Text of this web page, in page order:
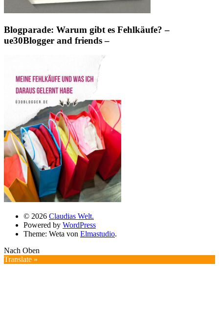
Blogparade: Warum gibt es Fehlkäufe? –
ue30Blogger and friends –
© 2026 Claudias Welt.
Powered by WordPress
Theme: Weta von Elmastudio.
Nach Oben
Translate »